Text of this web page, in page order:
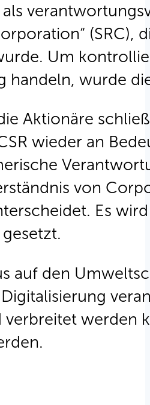
Um
handeln, wurde
Aktionäre
wieder an
von
Es
auf den
werden